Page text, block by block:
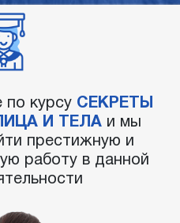
по курсу СЕКРЕТЫ
И ТЕЛАи мы
престижную и
работу в данной